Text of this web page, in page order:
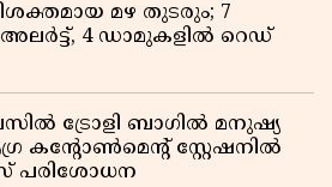
മഴ തുടരും; 7
4 ഡാമുകളിൽ റെഡ്
ട്രോളി ബാഗിൽ മനുഷ്യ
കൻ്റോൺമെൻ്റ് സ്റ്റേഷനിൽ
പരിശോധന